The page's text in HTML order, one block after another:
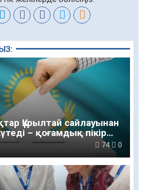
Құрылтай сайлауынан
– қоғамдық пікір
74 0